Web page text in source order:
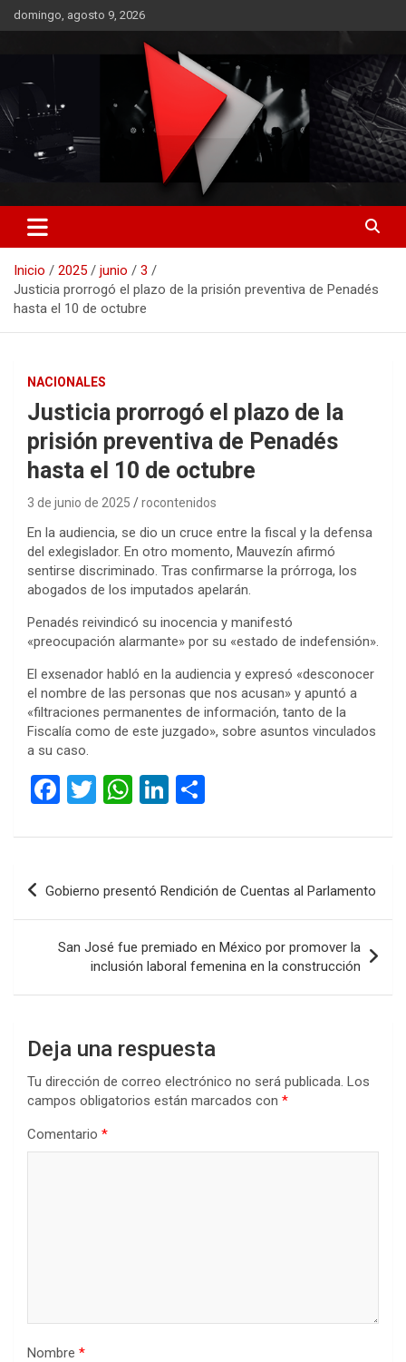
Saltar
al
domingo, agosto 9, 2026
RO CONTENIDOS
Inicio 2025 junio
3
Justicia prorrogó el plazo de la prisión preventiva de Penadés
hasta el 10 de octubre
NACIONALES
Justicia prorrogó el plazo de la
prisión preventiva de Penadés
hasta el 10 de octubre
3 de junio de 2025 rocontenidos
En la audiencia, se dio un cruce entre la fiscal y la defensa
del exlegislador. En otro momento, Mauvezín afirmó
sentirse discriminado. Tras confirmarse la prórroga, los
abogados de los imputados apelarán.
Penadés reivindicó su inocencia y manifestó
«preocupación alarmante» por su «estado de indefensión».
El exsenador habló en la audiencia y expresó «desconocer
el nombre de las personas que nos acusan» y apuntó a
«filtraciones permanentes de información, tanto de la
Fiscalía como de este juzgado», sobre asuntos vinculados
a su caso.
F
ce
o
o
k
T
tt
W
at
A
p
Li
ke
n
m
ar
tir
Navegación
de
Gobierno presentó Rendición de Cuentas al Parlamento
San José fue premiado en México por promover la
inclusión laboral femenina en la construcción
Deja una respuesta
Tu dirección de correo electrónico no será publicada. Los
campos obligatorios están marcados con *
Comentario *
Nombre *